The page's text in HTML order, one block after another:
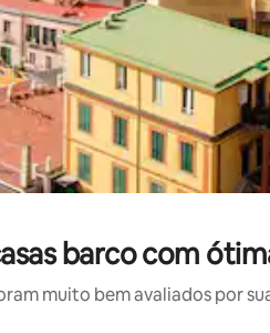
barco com
muito bem avaliados por